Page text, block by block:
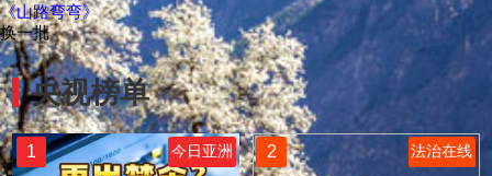
《山路弯弯》
换一批
央视榜单
1 今日亚洲 2 法治在线